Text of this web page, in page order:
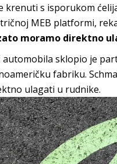
krenuti s isporukom
MEB platformi,
moramo direktno
automobila sklopio je
fabriku.
ulagati u rudnike.